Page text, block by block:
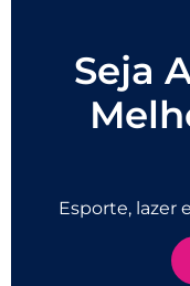
Seja
Esporte, lazer